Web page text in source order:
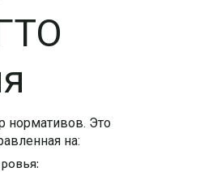
нормативов. Это
на: